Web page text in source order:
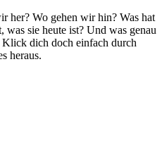
her? Wo gehen wir hin? Was hat
sie heute ist? Und was genau
dich doch einfach durch
heraus.